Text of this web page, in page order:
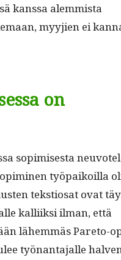
kanssa alem­mista
myyjien ei
on
sopimis­es­ta
työ­paikoil­la
tek­stiosat ovat
kalli­ik­si ilman, että
lähem­mäs Pare­to-
työ­nan­ta­jalle